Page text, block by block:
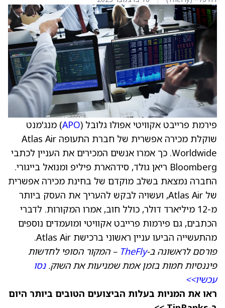
פירמת פרייבט אקוויטי אפולו גלובל (APO) מנג'מנט
שוקלת מכירה אפשרית של חברת התעופה Atlas Air
Worldwide. כך אמרו אנשים המכירים את העניין לכתבי
Bloomberg ריאן גולד, סידהארת פיליפ ומנואל בייגורי.
החברה נמצאת בשלב מוקדם של בחינת מכירה אפשרית
של Atlas Air, ועשויה לבקש להעריך את העסק ביותר
מ-12 מיליארד דולר, כולל חוב, אמרו המקורות. לדברי
הכתבים, גם פירמות פרייבט אקוויטי ומועמדים נוספים
מהתעשייה הביעו עניין ראשוני ברכישת Atlas Air.
פורסם לראשונה ב-TheFly – המקור הסופי לחדשות
פיננסיות חמות בזמן אמת שמניעות את השוק.נסו
עכשיו>>
ראו את המניות בעלות הביצועים הטובים ביותר היום